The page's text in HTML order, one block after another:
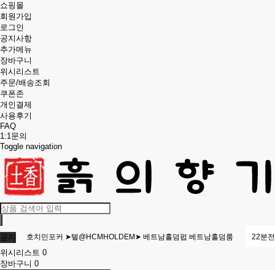
쇼핑몰
회원가입
로그인
공지사항
추가메뉴
장바구니
위시리스트
주문/배송조회
쿠폰존
개인결제
사용후기
FAQ
1:1문의
Toggle navigation
공지
업체) 작업대출하는곳 〈텔@fast6699〉 작업대출사이트 작업대출하는곳
호치민포커 ➤텔@HCMHOLDEM➤ 베트남홀덤펍 베트남홀덤룸 22분전
인증) 작업대출하는곳 ⦉텔@fast6699⦊ 무직자작업대출 작업대출후기
위시리스트 0
장바구니 0